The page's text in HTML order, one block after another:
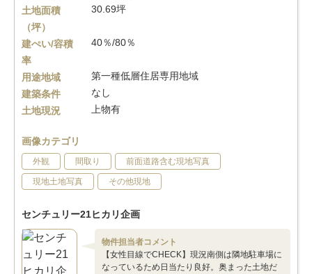
土地面積
（坪）
30.69坪
建ぺい/容積
率
40％/80％
用途地域
第一種低層住居専用地域
建築条件
なし
土地現況
上物有
画像カテゴリ
外観 間取り 前面道路含む現地写真
現地土地写真 その他現地
センチュリー21ヒカリ企画
物件担当者コメント
【女性目線でCHECK】現況南側は隣地駐車場に
なっているため日当たり良好。奥まった土地だ